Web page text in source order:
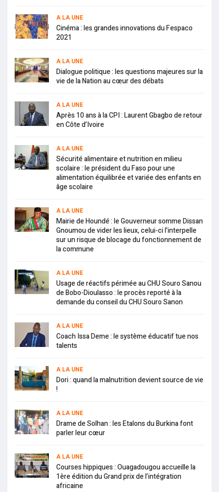
A LA UNE
Cinéma : les grandes innovations du Fespaco
2021
A LA UNE
Dialogue politique : les questions majeures sur la
vie de la Nation au cœur des débats
A LA UNE
Après 10 ans à la CPI : Laurent Gbagbo de retour
en Côte d’Ivoire
A LA UNE
Sécurité alimentaire et nutrition en milieu
scolaire : le président du Faso pour une
alimentation équilibrée et variée des enfants en
âge scolaire
A LA UNE
Mairie de Houndé : le Gouverneur somme Dissan
Gnoumou de vider les lieux, celui-ci l’interpelle
sur un risque de blocage du fonctionnement de
la commune
A LA UNE
Usage de réactifs périmée au CHU Souro Sanou
de Bobo-Dioulasso : le procès reporté à la
demande du conseil du CHU Souro Sanon
A LA UNE
Coach Issa Deme : le système éducatif tue nos
talents
A LA UNE
Dori : quand la malnutrition devient source de vie
!
A LA UNE
Drame de Solhan : les Etalons du Burkina font
parler leur cœur
A LA UNE
Courses hippiques : Ouagadougou accueille la
1ère édition du Grand prix de l’intégration
africaine